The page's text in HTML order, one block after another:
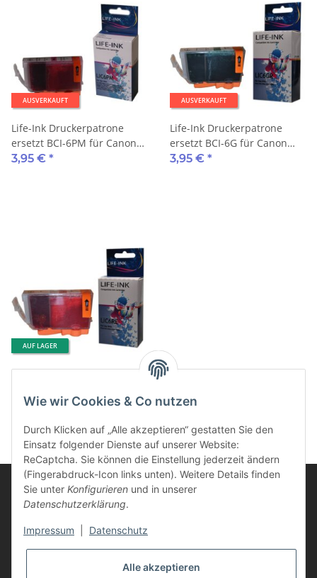
AUSVERKAUFT
Life-Ink Druckerpatrone
ersetzt BCI-6PM für Canon
Drucker photo magenta
3,95 € *
AUSVERKAUFT
Life-Ink Druckerpatrone
ersetzt BCI-6G für Canon
Drucker green
3,95 € *
AUF LAGER
Life-Ink Druckerpatrone
Drucker red
3,95 € *
Kunden Service
Wie wir Cookies & Co nutzen
Durch Klicken auf „Alle akzeptieren“ gestatten Sie den
Einsatz folgender Dienste auf unserer Website:
ReCaptcha. Sie können die Einstellung jederzeit ändern
(Fingerabdruck-Icon links unten). Weitere Details finden
Sie unter Konfigurieren und in unserer
Datenschutzerklärung.
Impressum Datenschutz
Alle akzeptieren